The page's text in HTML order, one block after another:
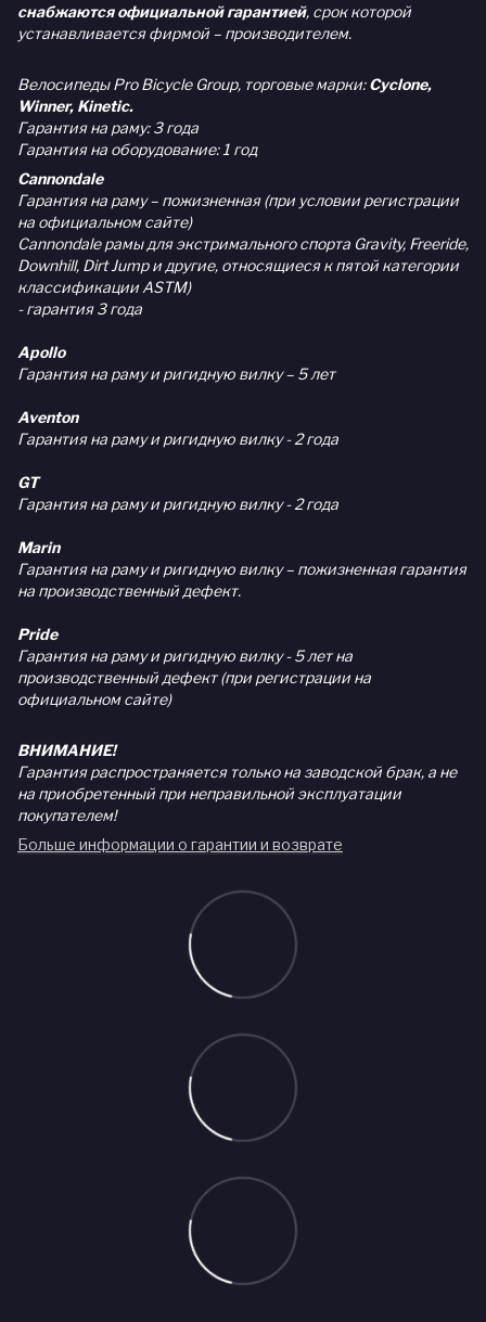
снабжаются официальной гарантией, срок которой
устанавливается фирмой – производителем.
Велосипеды Pro Bicycle Group, торговые марки:Cyclone,
Winner, Kinetic.
Гарантия на раму: 3 года
Гарантия на оборудование: 1 год
Cannondale
Гарантия на раму – пожизненная (при условии регистрации
на официальном сайте)
Cannondale рамы для экстримального спорта Gravity, Freeride,
Downhill, Dirt Jump и другие, относящиеся к пятой категории
классификации ASTM)
- гарантия 3 года
Apollo
Гарантия на раму и ригидную вилку – 5 лет
Aventon
Гарантия на раму и ригидную вилку - 2 года
GT
Гарантия на раму и ригидную вилку - 2 года
Marin
Гарантия на раму и ригидную вилку – пожизненная гарантия
на производственный дефект.
Pride
Гарантия на раму и ригидную вилку - 5 лет на
производственный дефект (при регистрации на
официальном сайте)
ВНИМАНИЕ!
Гарантия распространяется только на заводской брак, а не
на приобретенный при неправильной эксплуатации
покупателем!
Больше информации о гарантии и возврате